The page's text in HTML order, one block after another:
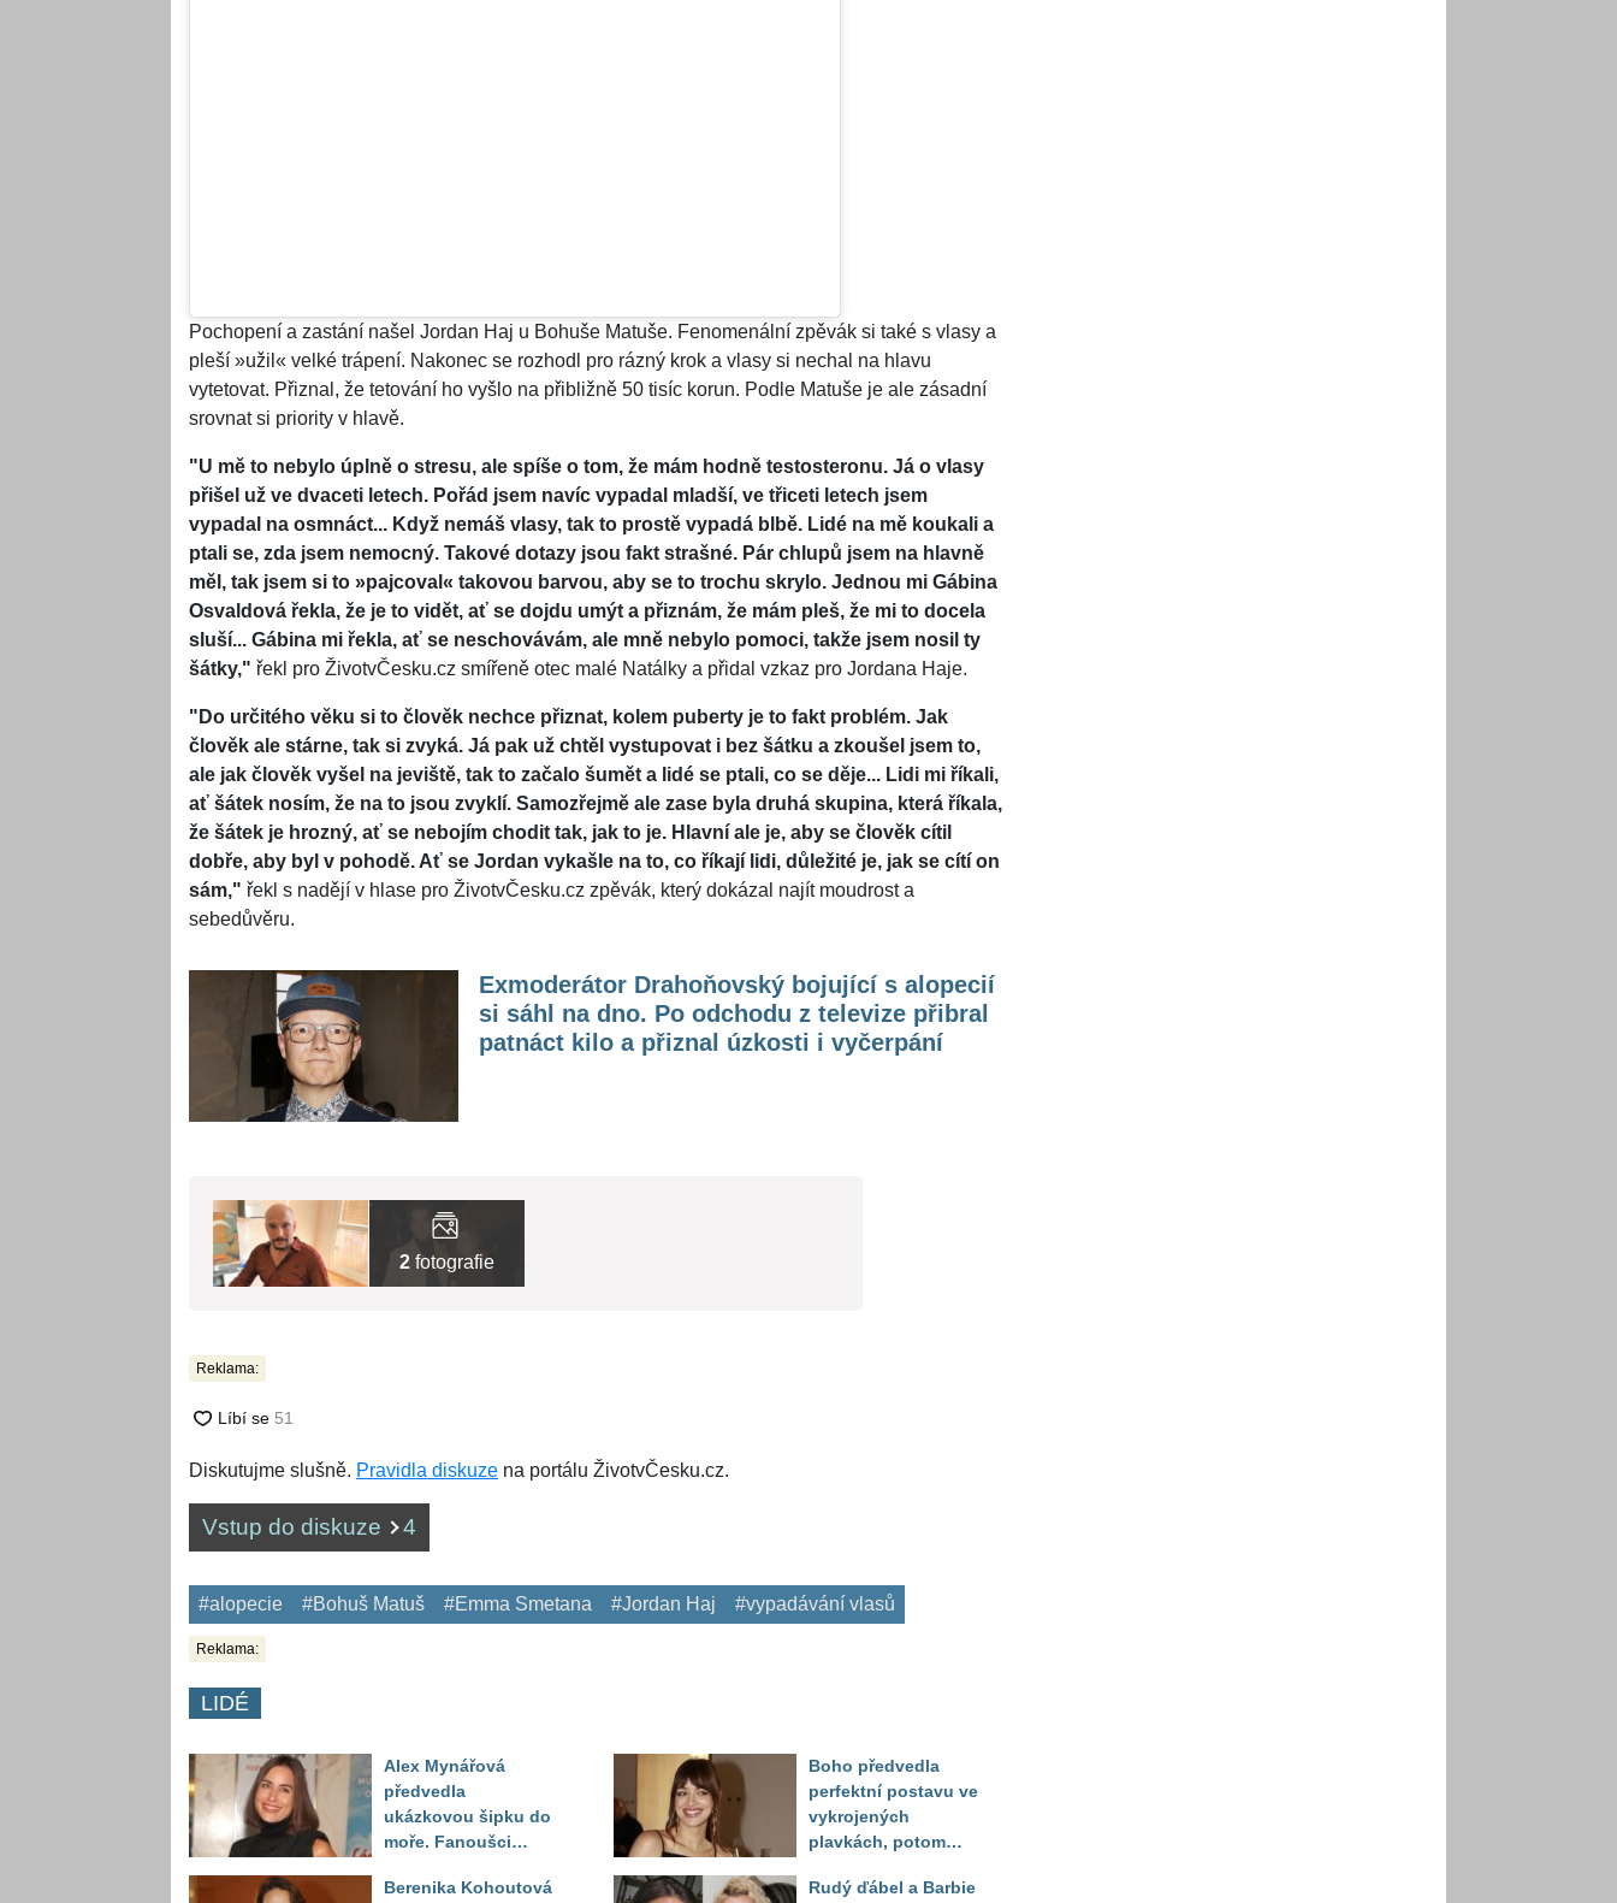
Pochopení a zastání našel Jordan Haj u Bohuše Matuše. Fenomenální zpěvák si také s vlasy a
pleší »užil« velké trápení. Nakonec se rozhodl pro rázný krok a vlasy si nechal na hlavu
vytetovat. Přiznal, že tetování ho vyšlo na přibližně 50 tisíc korun. Podle Matuše je ale zásadní
srovnat si priority v hlavě.
"U mě to nebylo úplně o stresu, ale spíše o tom, že mám hodně testosteronu. Já o vlasy
přišel už ve dvaceti letech. Pořád jsem navíc vypadal mladší, ve třiceti letech jsem
vypadal na osmnáct... Když nemáš vlasy, tak to prostě vypadá blbě. Lidé na mě koukali a
ptali se, zda jsem nemocný. Takové dotazy jsou fakt strašné. Pár chlupů jsem na hlavně
měl, tak jsem si to »pajcoval« takovou barvou, aby se to trochu skrylo. Jednou mi Gábina
Osvaldová řekla, že je to vidět, ať se dojdu umýt a přiznám, že mám pleš, že mi to docela
sluší... Gábina mi řekla, ať se neschovávám, ale mně nebylo pomoci, takže jsem nosil ty
šátky," řekl pro ŽivotvČesku.cz smířeně otec malé Natálky a přidal vzkaz pro Jordana Haje.
"Do určitého věku si to člověk nechce přiznat, kolem puberty je to fakt problém. Jak
člověk ale stárne, tak si zvyká. Já pak už chtěl vystupovat i bez šátku a zkoušel jsem to,
ale jak člověk vyšel na jeviště, tak to začalo šumět a lidé se ptali, co se děje... Lidi mi říkali,
ať šátek nosím, že na to jsou zvyklí. Samozřejmě ale zase byla druhá skupina, která říkala,
že šátek je hrozný, ať se nebojím chodit tak, jak to je. Hlavní ale je, aby se člověk cítil
dobře, aby byl v pohodě. Ať se Jordan vykašle na to, co říkají lidi, důležité je, jak se cítí on
sám," řekl s nadějí v hlase pro ŽivotvČesku.cz zpěvák, který dokázal najít moudrost a
sebedůvěru.
Exmoderátor Drahoňovský bojující s alopecií
si sáhl na dno. Po odchodu z televize přibral
patnáct kilo a přiznal úzkosti i vyčerpání
2 fotografie
Reklama:
Diskutujme slušně. Pravidla diskuze na portálu ŽivotvČesku.cz.
Vstup do diskuze 4
#alopecie #Bohuš Matuš #Emma Smetana #Jordan Haj #vypadávání vlasů
Reklama:
LIDÉ
Alex Mynářová
předvedla
ukázkovou šipku do
moře. Fanoušci
toho vypadá
Berenika Kohoutová
Boho předvedla
perfektní postavu ve
vykrojených
plavkách, potom
těla
Rudý ďábel a Barbie